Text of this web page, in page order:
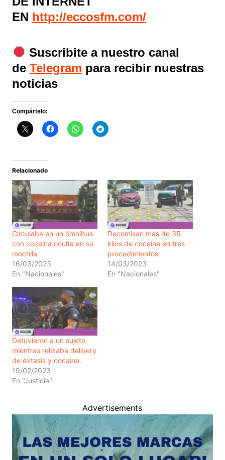
EN http://eccosfm.com/
Suscribite a nuestro canal
de Telegram para recibir nuestras
noticias
Compártelo:
Relacionado
Circulaba en un ómnibus
con cocaína oculta en su
mochila
16/03/2023
En "Nacionales"
Decomisan más de 35
kilos de cocaína en tres
procedimientos
14/03/2023
En "Nacionales"
Detuvieron a un sujeto
mientras relizaba delivery
de éxtasis y cocaína.
19/02/2023
En "Justicia"
Advertisements